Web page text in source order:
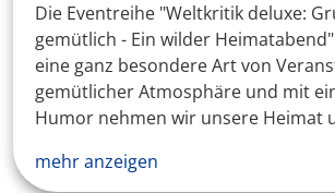
Die Eventreihe "Weltkritik deluxe:
gemütlich - Ein wilder
eine ganz besondere Art von
gemütlicher Atmosphäre und mit
Humor nehmen wir unsere Heimat
mehr anzeigen